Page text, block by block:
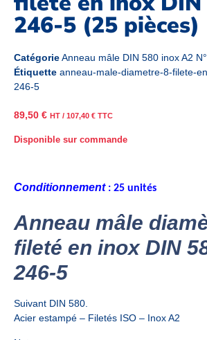
246-5 (25 pièces)
CatégorieAnneau mâle DIN 580 inox A2
Étiquette anneau-male-diametre-8-filete-
246-5
89,50 € HT / 107,40 € TTC
Disponible sur commande
Conditionnement: 25 unités
Anneau mâle
fileté en inox DIN
246-5
Suivant DIN 580.
Acier estampé – Filetés ISO – Inox A2